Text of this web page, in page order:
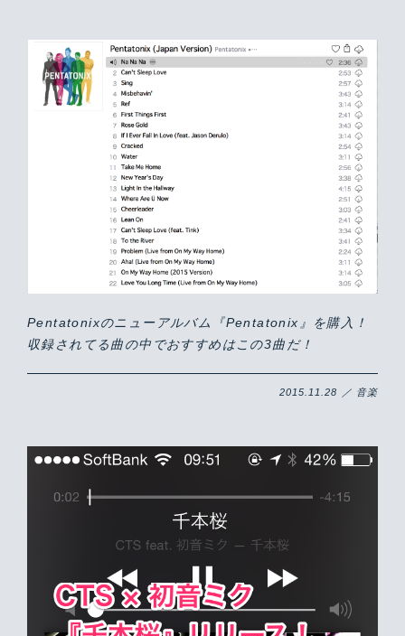
Pentatonixのニューアルバム『Pentatonix』を購入！
収録されてる曲の中でおすすめはこの3曲だ！
2015.11.28 ／ 音楽